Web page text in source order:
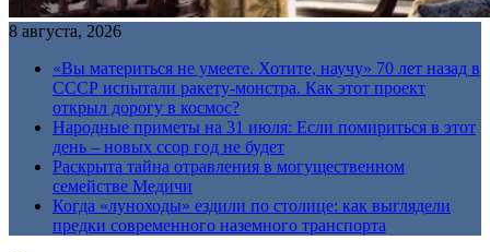
8 августа, 2026
«Вы материться не умеете. Хотите, научу» 70 лет назад в
СССР испытали ракету-монстра. Как этот проект
открыл дорогу в космос?
Народные приметы на 31 июля: Если помириться в этот
день – новых ссор год не будет
Раскрыта тайна отравления в могущественном
семействе Медичи
Когда «луноходы» ездили по столице: как выглядели
предки современного наземного транспорта